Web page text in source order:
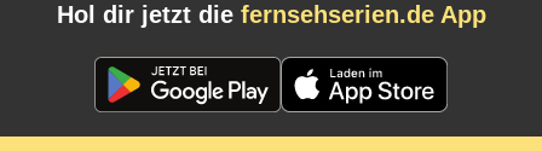
Hol dir jetzt die fernsehserien.de App